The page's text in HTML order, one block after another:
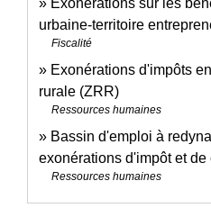
urbaine-territoire
Fiscalité
Exonérations d'impôts
rurale (ZRR)
Ressources humaines
Bassin d'emploi à
exonérations d'impôt et de
Ressources humaines